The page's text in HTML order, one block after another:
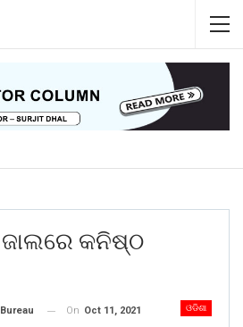
କନିଷ୍ଠ
ଓଡିଶା
On Oct 11, 2021